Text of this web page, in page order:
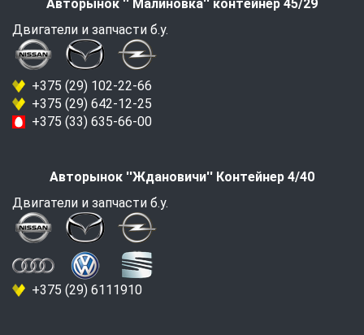
Авторынок '' Малиновка'' контейнер 45/29
Двигатели и запчасти б.у.
+375 (29) 102-22-66
+375 (29) 642-12-25
+375 (33) 635-66-00
Авторынок ''Ждановичи'' Контейнер 4/40
Двигатели и запчасти б.у.
+375 (29) 6111910